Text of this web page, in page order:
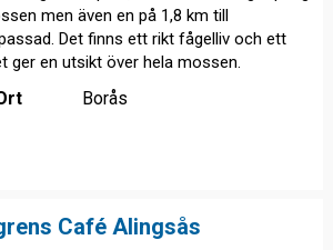
men även en på 1,8 km till
Det finns ett rikt fågelliv och ett
ger en utsikt över hela mossen.
Borås
Café Alingsås